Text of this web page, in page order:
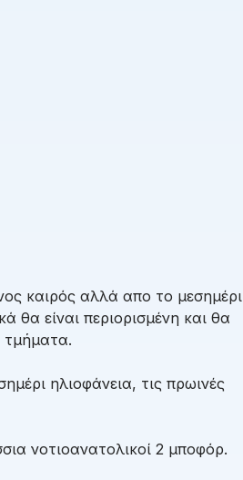
καιρός αλλά απο το μεσημέρι
θα είναι περιορισμένη και θα
τμήματα.
ηλιοφάνεια, τις πρωινές
νοτιοανατολικοί 2 μποφόρ.